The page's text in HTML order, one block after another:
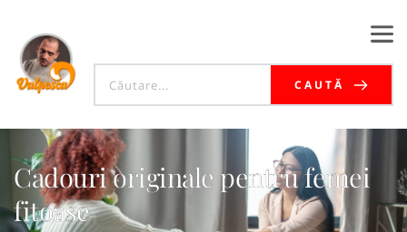
CAUTĂ
Cadouri originale pentru femei
fitoase